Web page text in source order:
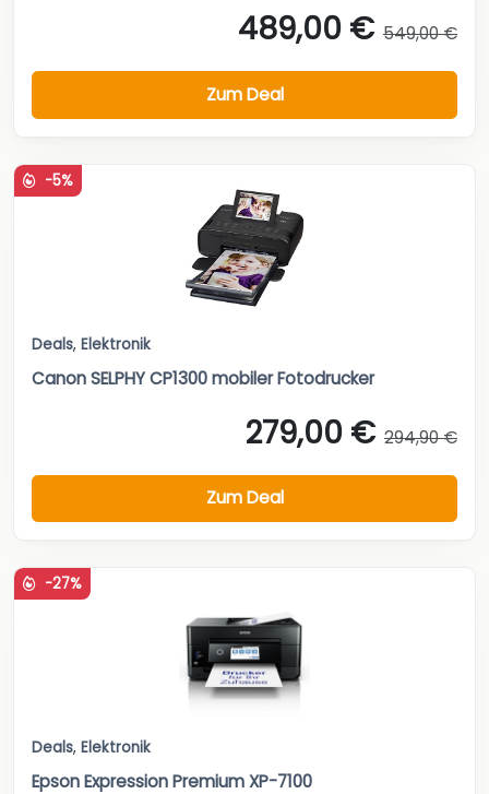
489,00 € 549,00 €
Zum Deal
-5%
Deals, Elektronik
Canon SELPHY CP1300 mobiler Fotodrucker
279,00 € 294,90 €
Zum Deal
-27%
Deals, Elektronik
Epson Expression Premium XP-7100